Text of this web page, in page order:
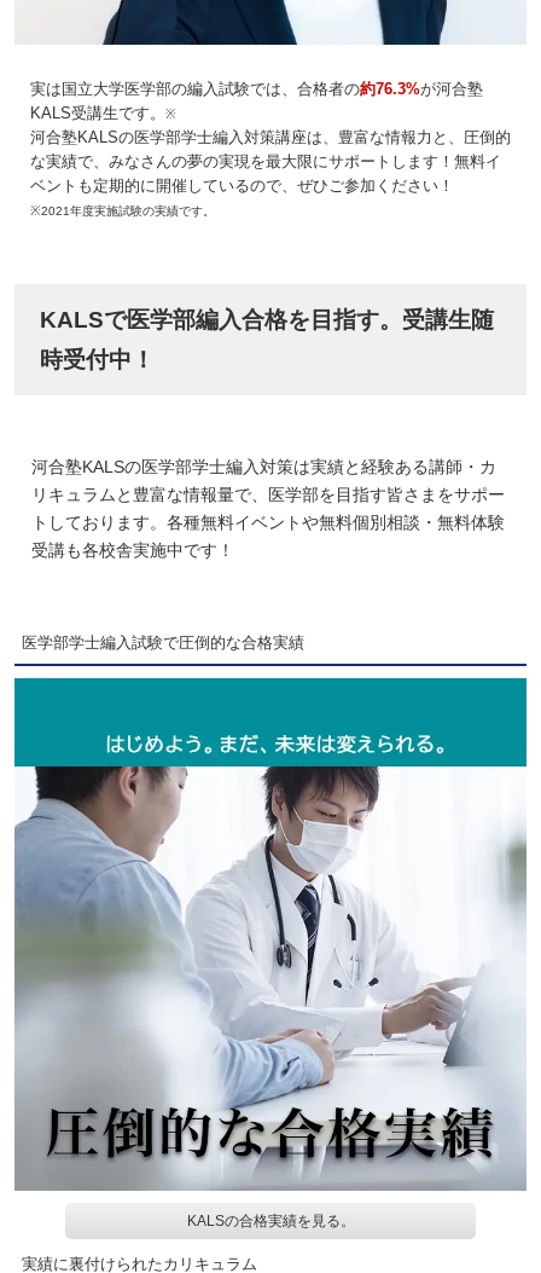
実は国立大学医学部の編入試験では、合格者の約76.3%が河合塾
KALS受講生です。
※
河合塾KALSの医学部学士編入対策講座は、豊富な情報力と、圧倒的
な実績で、みなさんの夢の実現を最大限にサポートします！無料イ
ベントも定期的に開催しているので、ぜひご参加ください！
※2021年度実施試験の実績です。
KALSで医学部編入合格を目指す。受講生随
時受付中！
河合塾KALSの医学部学士編入対策は実績と経験ある講師・カ
リキュラムと豊富な情報量で、医学部を目指す皆さまをサポー
トしております。各種無料イベントや無料個別相談・無料体験
受講も各校舎実施中です！
医学部学士編入試験で圧倒的な合格実績
KALSの合格実績を見る。
実績に裏付けられたカリキュラム